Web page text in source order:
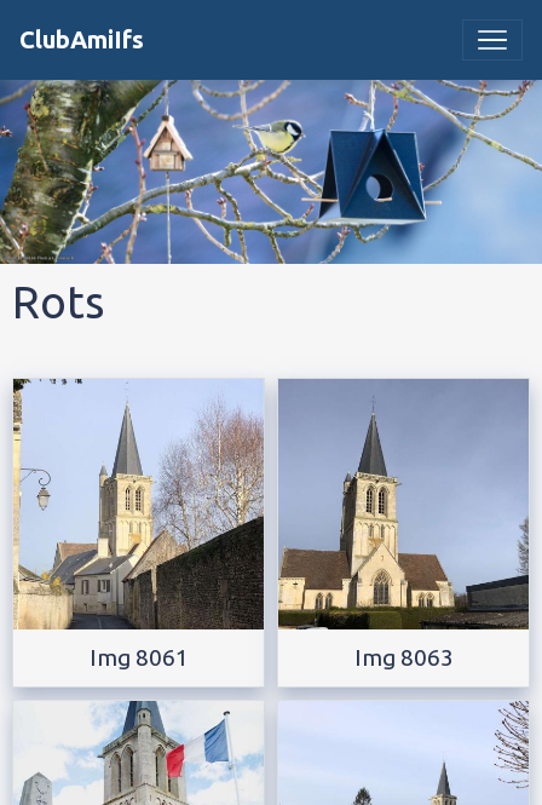
ClubAmiIfs
Rots
Img 8061 Img 8063